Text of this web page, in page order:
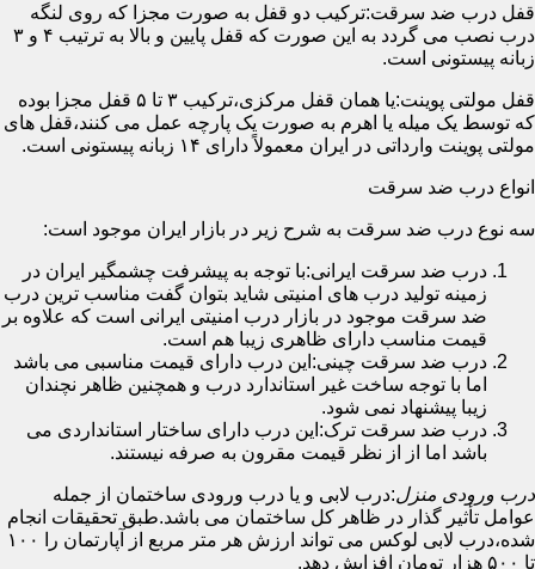
قفل درب ضد سرقت:ترکیب دو قفل به صورت مجزا که روی لنگه
درب نصب می گردد به این صورت که قفل پایین و بالا به ترتیب ۴ و ۳
زبانه پیستونی است.
قفل مولتی پوینت:یا همان قفل مرکزی،ترکیب ۳ تا ۵ قفل مجزا بوده
که توسط یک میله یا اهرم به صورت یک پارچه عمل می کنند،قفل های
مولتی پوینت وارداتی در ایران معمولاً دارای ۱۴ زبانه پیستونی است.
انواع درب ضد سرقت
سه نوع درب ضد سرقت به شرح زیر در بازار ایران موجود است:
درب ضد سرقت ایرانی:با توجه به پیشرفت چشمگیر ایران در
زمینه تولید درب های امنیتی شاید بتوان گفت مناسب ترین درب
ضد سرقت موجود در بازار درب امنیتی ایرانی است که علاوه بر
قیمت مناسب دارای ظاهری زیبا هم است.
درب ضد سرقت چینی:این درب دارای قیمت مناسبی می باشد
اما با توجه ساخت غیر استاندارد درب و همچنین ظاهر نچندان
زیبا پیشنهاد نمی شود.
درب ضد سرقت ترک:این درب دارای ساختار استانداردی می
باشد اما از از نظر قیمت مقرون به صرفه نیستند.
درب ورودی منزل:درب لابی و یا درب ورودی ساختمان از جمله
عوامل تأثیر گذار در ظاهر کل ساختمان می باشد.طبق تحقیقات انجام
شده،درب لابی لوکس می تواند ارزش هر متر مربع از آپارتمان را ۱۰۰
تا ۵۰۰ هزار تومان افزایش دهد.